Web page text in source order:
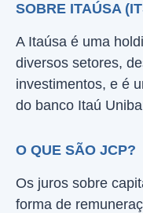
SOBRE ITAÚSA
A Itaúsa é uma
diversos setores,
investimentos, e é
do banco Itaú
O QUE SÃO JCP?
Os juros sobre
forma de